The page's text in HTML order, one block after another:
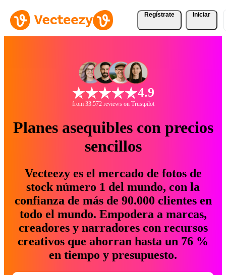
Regístrate Iniciar
4.9
from 33.572 reviews on Trustpilot
Planes asequibles con precios
sencillos
Vecteezy es el mercado de fotos de
stock número 1 del mundo, con la
confianza de más de 90.000 clientes en
todo el mundo. Empodera a marcas,
creadores y narradores con recursos
creativos que ahorran hasta un 76 %
en tiempo y presupuesto.